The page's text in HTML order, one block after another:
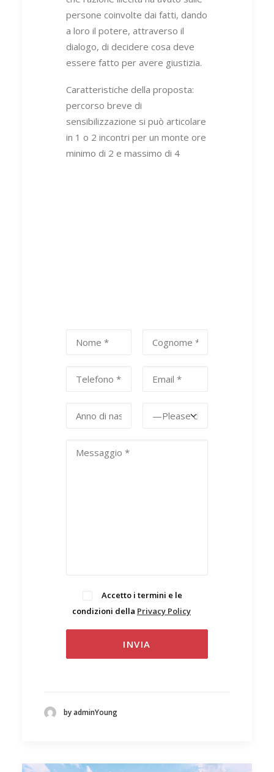
persone coinvolte dai fatti, dando
a loro il potere, attraverso il
dialogo, di decidere cosa deve
essere fatto per avere giustizia.
Caratteristiche della proposta:
percorso breve di
sensibilizzazione si può articolare
in 1 o 2 incontri per un monte ore
minimo di 2 e massimo di 4
Accetto i termini e le
condizioni della Privacy Policy
by adminYoung